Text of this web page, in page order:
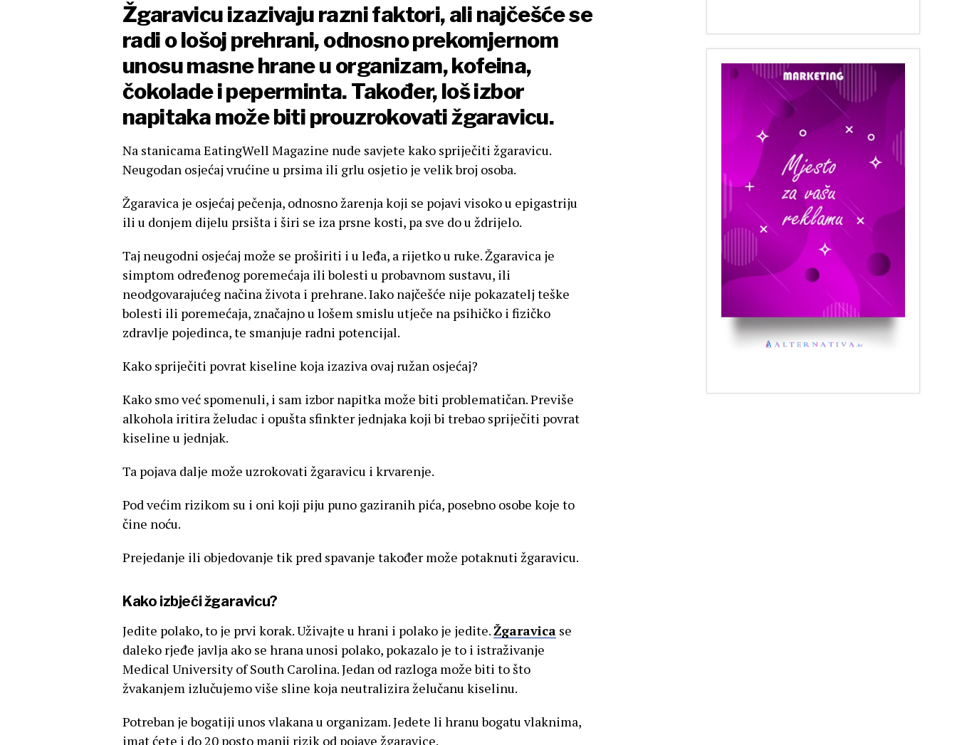
Žgaravicu izazivaju razni faktori, ali najčešće se
radi o lošoj prehrani, odnosno prekomjernom
unosu masne hrane u organizam, kofeina,
čokolade i peperminta. Također, loš izbor
napitaka može biti prouzrokovati žgaravicu.
Na stanicama EatingWell Magazine nude savjete kako spriječiti žgaravicu.
Neugodan osjećaj vrućine u prsima ili grlu osjetio je velik broj osoba.
Žgaravica je osjećaj pečenja, odnosno žarenja koji se pojavi visoko u epigastriju
ili u donjem dijelu prsišta i širi se iza prsne kosti, pa sve do u ždrijelo.
Taj neugodni osjećaj može se proširiti i u leđa, a rijetko u ruke. Žgaravica je
simptom određenog poremećaja ili bolesti u probavnom sustavu, ili
neodgovarajućeg načina života i prehrane. Iako najčešće nije pokazatelj teške
bolesti ili poremećaja, značajno u lošem smislu utječe na psihičko i fizičko
zdravlje pojedinca, te smanjuje radni potencijal.
Kako spriječiti povrat kiseline koja izaziva ovaj ružan osjećaj?
Kako smo već spomenuli, i sam izbor napitka može biti problematičan. Previše
alkohola iritira želudac i opušta sfinkter jednjaka koji bi trebao spriječiti povrat
kiseline u jednjak.
Ta pojava dalje može uzrokovati žgaravicu i krvarenje.
Pod većim rizikom su i oni koji piju puno gaziranih pića, posebno osobe koje to
čine noću.
Prejedanje ili objedovanje tik pred spavanje također može potaknuti žgaravicu.
Kako izbjeći žgaravicu?
Jedite polako, to je prvi korak. Uživajte u hrani i polako je jedite.Žgaravica se
daleko rjeđe javlja ako se hrana unosi polako, pokazalo je to i istraživanje
Medical University of South Carolina. Jedan od razloga može biti to što
žvakanjem izlučujemo više sline koja neutralizira želučanu kiselinu.
Potreban je bogatiji unos vlakana u organizam. Jedete li hranu bogatu vlaknima,
imat ćete i do 20 posto manji rizik od pojave žgaravice.